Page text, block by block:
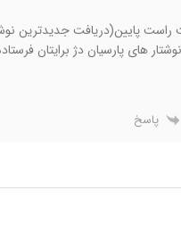
پایین(دریافت جدیدترین
های پارسیان دژ برایتان
پاسخ